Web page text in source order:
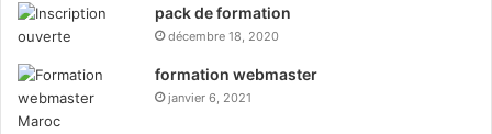
pack de formation
décembre 18, 2020
formation webmaster
janvier 6, 2021